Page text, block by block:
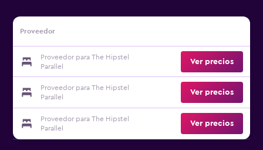
Proveedor
Proveedor para The Hipstel
Parallel
Ver precios
Proveedor para The Hipstel
Parallel
Ver precios
Proveedor para The Hipstel
Parallel
Ver precios